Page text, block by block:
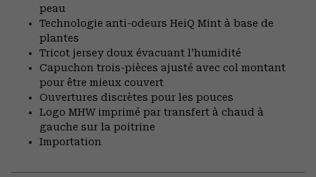
peau
Technologie anti-odeurs HeiQ Mint à base de
plantes
Tricot jersey doux évacuant l’humidité
Capuchon trois-pièces ajusté avec col montant
pour être mieux couvert
Ouvertures discrètes pour les pouces
Logo MHW imprimé par transfert à chaud à
gauche sur la poitrine
Importation